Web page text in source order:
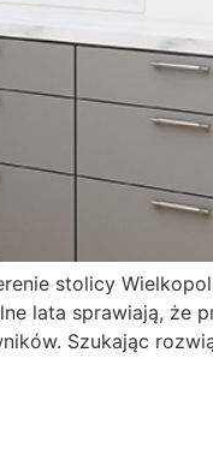
stolicy
lata sprawiają, że
Szukając